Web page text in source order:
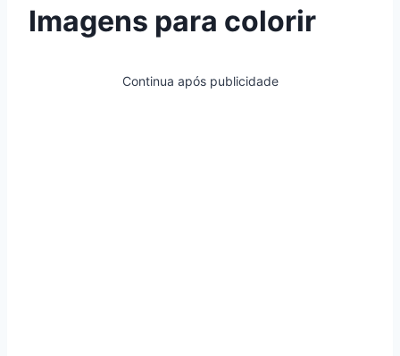
Imagens para colorir
Continua após publicidade